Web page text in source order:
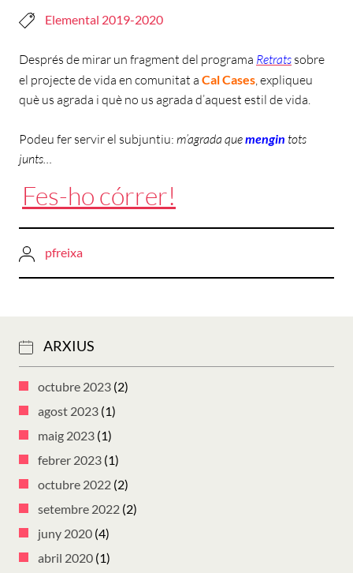
Elemental 2019-2020
Després de mirar un fragment del programa Retrats sobre
el projecte de vida en comunitat a Cal Cases, expliqueu
què us agrada i què no us agrada d’aquest estil de vida.
Podeu fer servir el subjuntiu: m’agrada quemengin tots
junts…
Fes-ho córrer!
pfreixa
ARXIUS
octubre 2023 (2)
agost 2023 (1)
maig 2023 (1)
febrer 2023 (1)
octubre 2022 (2)
setembre 2022 (2)
juny 2020 (4)
abril 2020 (1)